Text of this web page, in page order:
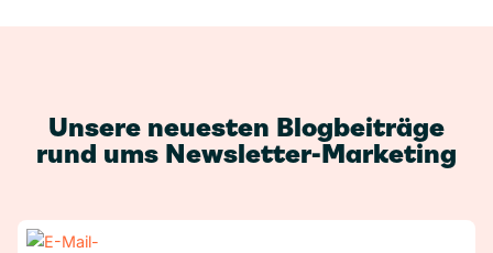
Unsere neuesten Blogbeiträge
rund ums Newsletter-Marketing